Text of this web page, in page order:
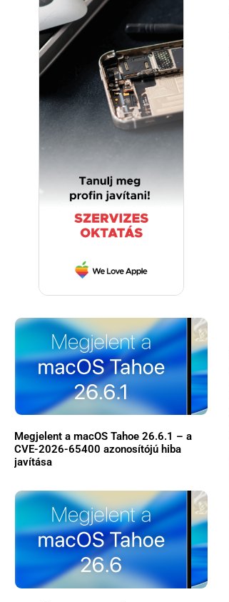
Megjelent a macOS Tahoe 26.6.1 – a
CVE-2026-65400 azonosítójú hiba
javítása